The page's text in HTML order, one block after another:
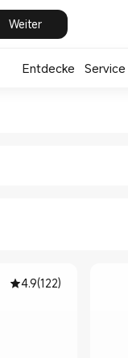
Weiter
Entdecke ⁣Service
4.9(122)